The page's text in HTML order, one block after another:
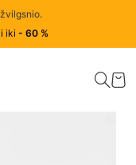
iki - 60 %